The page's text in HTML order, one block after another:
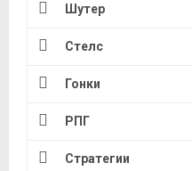
Шутер
Стелс
Гонки
РПГ
Стратегии